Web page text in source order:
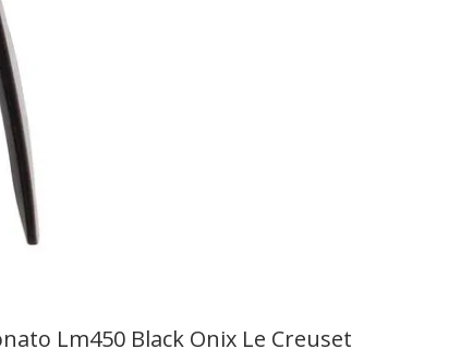
Lm450 Black Onix Le Creuset